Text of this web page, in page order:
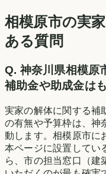
相模原市の実
ある質問
Q. 神奈川県相模原
補助金や助成金は
実家の解体に関する補
の有無や予算枠は、神
動します。相模原市に
本ページに設置してい
ら、市の担当窓口（建